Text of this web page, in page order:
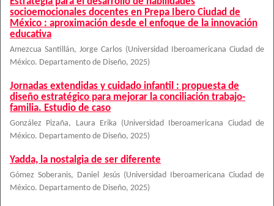
socioemocionales docentes en Prepa Ibero Ciudad de
México : aproximación desde el enfoque de la innovación
educativa
Amezcua Santillán, Jorge Carlos (Universidad Iberoamericana Ciudad de
México. Departamento de Diseño, 2025)
Jornadas extendidas y cuidado infantil : propuesta de
diseño estratégico para mejorar la conciliación trabajo-
familia. Estudio de caso
González Pizaña, Laura Erika (Universidad Iberoamericana Ciudad de
México. Departamento de Diseño, 2025)
Yadda, la nostalgia de ser diferente
Gómez Soberanis, Daniel Jesús (Universidad Iberoamericana Ciudad de
México. Departamento de Diseño, 2025)